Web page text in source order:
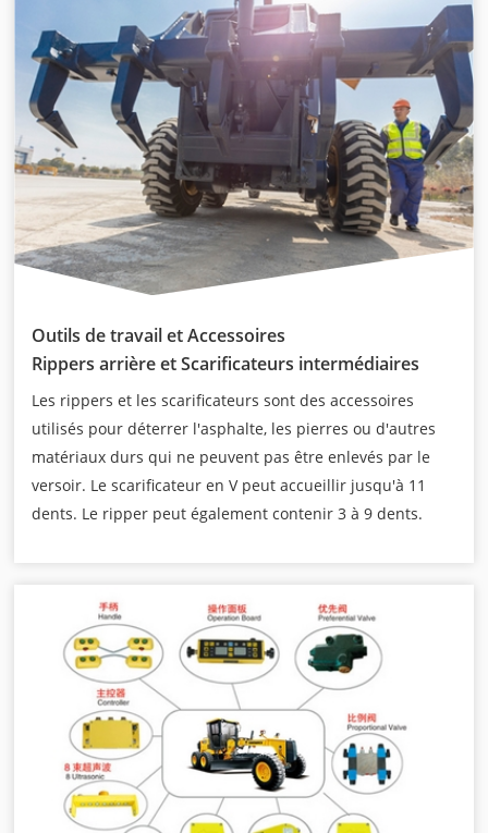
Outils de travail et Accessoires
Rippers arrière et Scarificateurs intermédiaires
Les rippers et les scarificateurs sont des accessoires
utilisés pour déterrer l'asphalte, les pierres ou d'autres
matériaux durs qui ne peuvent pas être enlevés par le
versoir. Le scarificateur en V peut accueillir jusqu'à 11
dents. Le ripper peut également contenir 3 à 9 dents.